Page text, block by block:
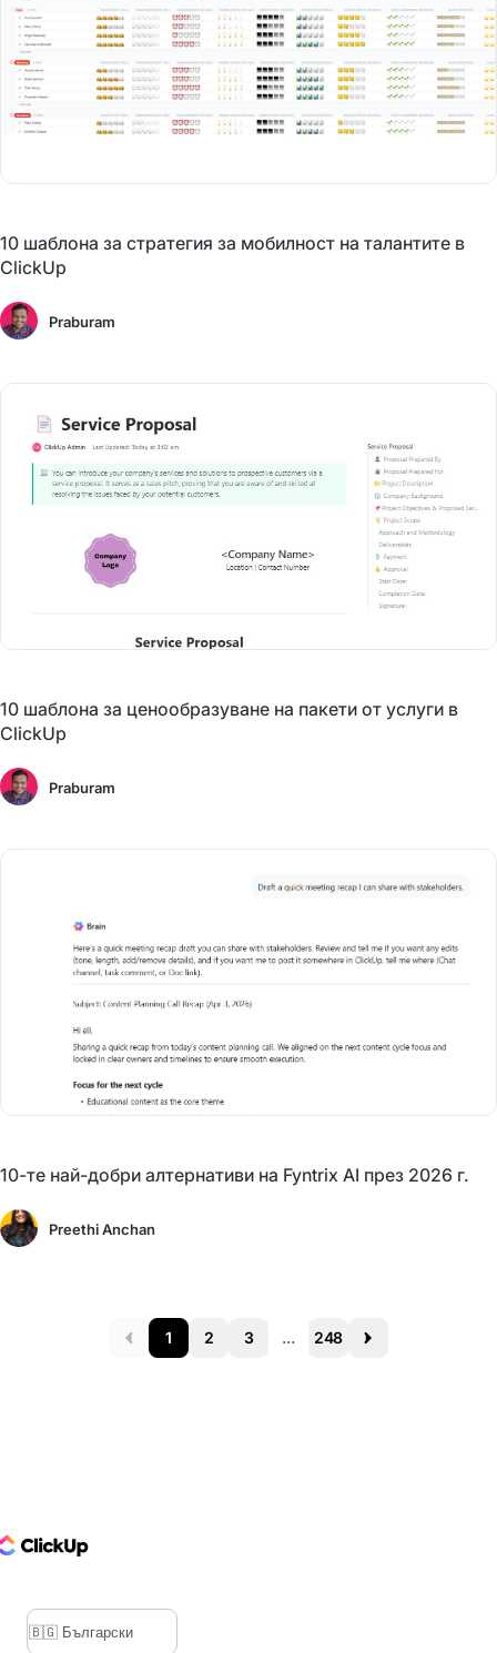
10 шаблона за стратегия за мобилност на талантите в
ClickUp
Praburam
10 шаблона за ценообразуване на пакети от услуги в
ClickUp
Praburam
10-те най-добри алтернативи на Fyntrix AI през 2026 г.
Preethi Anchan
Prev 1 2 3 ... 248 Next
Logo